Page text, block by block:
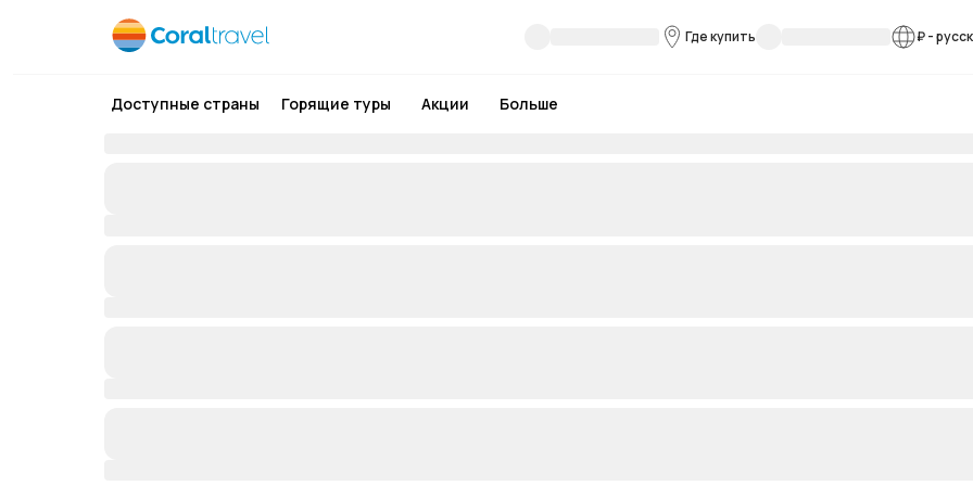
Где купить ₽-
Доступные страны Горящие туры Акции Больше